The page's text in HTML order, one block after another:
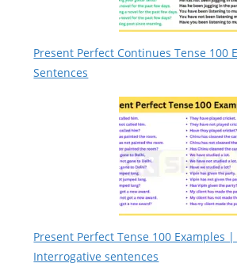
Present Perfect Continues Tense 100
Sentences
Present Perfect Tense 100 Examples
Interrogative sentences